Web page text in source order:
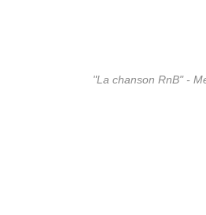
"La chanson RnB" -